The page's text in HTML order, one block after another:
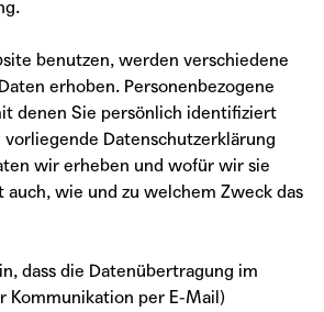
benutzen, werden verschiedene
erhoben. Personenbezogene
denen Sie persönlich identifiziert
Datenschutzerklärung
wir erheben und wofür wir sie
wie und zu welchem Zweck das
dass die Datenübertragung im
Kommunikation per E-Mail)